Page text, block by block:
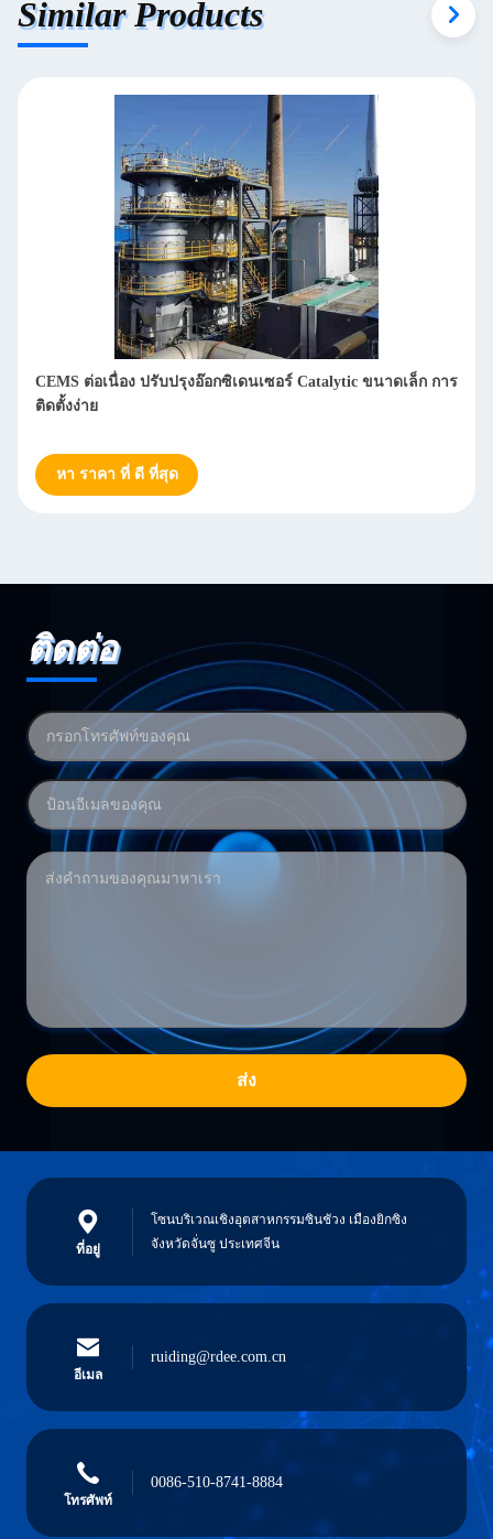
Similar Products
อัตราการชําระความชําระสูง การเก็บความร้อน องุ่นกระตุ้น
อัตราการฟื้นฟูความร้อนสูง การทํางานที่มั่นคง
หา ราคา ที่ ดี ที่สุด
ติดต่อ
ส่ง
ที่อยู่
โซนบริเวณเชิงอุตสาหกรรมซินชัวง เมืองยิกซิง
จังหวัดจั่นซู ประเทศจีน
อีเมล
ruiding@rdee.com.cn
โทรศัพท์
0086-510-8741-8884